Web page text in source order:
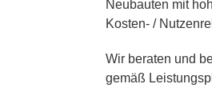
Neubauten mit
Kosten- /
Wir beraten und
gemäß